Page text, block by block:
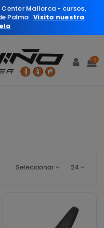
0
Seleccionar 24
Center Mallorca - cursos,
Palma Visita nuestra